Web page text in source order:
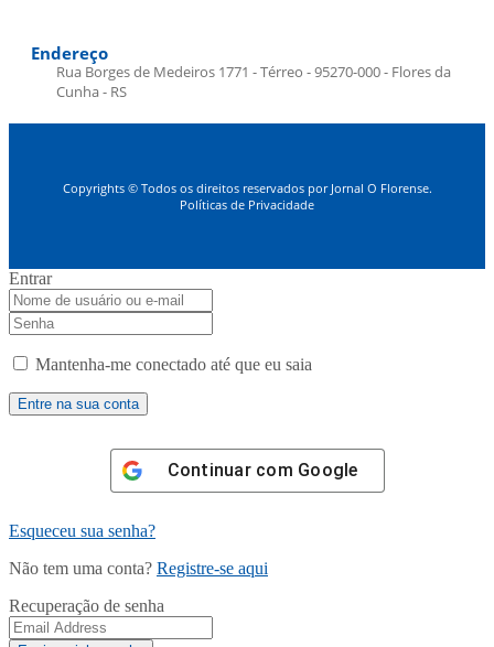
Endereço
Rua Borges de Medeiros 1771 - Térreo - 95270-000 - Flores da
Cunha - RS
Copyrights © Todos os direitos reservados por Jornal O Florense.
Políticas de Privacidade
Entrar
Mantenha-me conectado até que eu saia
Continuar com Google
Esqueceu sua senha?
Não tem uma conta? Registre-se aqui
Recuperação de senha